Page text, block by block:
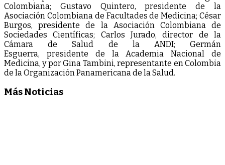
Colombiana; Gustavo Quintero, presidente de la
Asociación Colombiana de Facultades de Medicina; César
Burgos, presidente de la Asociación Colombiana de
Sociedades Científicas; Carlos Jurado, director de la
Cámara de Salud de la ANDI; Germán
Esguerra, presidente de la Academia Nacional de
Medicina, y por Gina Tambini, representante en Colombia
de la Organización Panamericana de la Salud.
Más Noticias